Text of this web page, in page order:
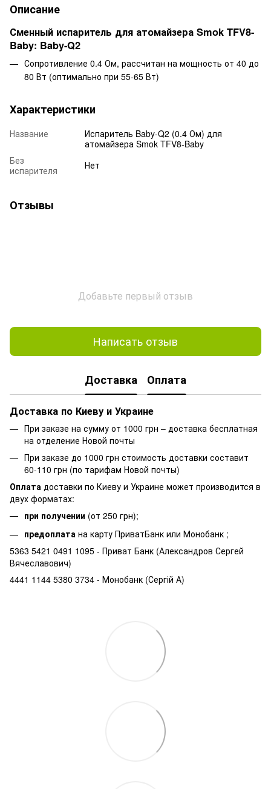
Описание
Сменный испаритель для атомайзера Smok TFV8-
Baby: Baby-Q2
Сопротивление 0.4 Ом, рассчитан на мощность от 40 до
80 Вт (оптимально при 55-65 Вт)
Характеристики
Название
Испаритель Baby-Q2 (0.4 Ом) для
атомайзера Smok TFV8-Baby
Без
испарителя
Нет
Отзывы
Добавьте первый отзыв
Написать отзыв
Доставка Оплата
Доставка по Киеву и Украине
При заказе на сумму от 1000 грн – доставка бесплатная
на отделение Новой почты
При заказе до 1000 грн стоимость доставки составит
60-110 грн (по тарифам Новой почты)
Оплата доставки по Киеву и Украине может производится в
двух форматах:
при получении (от 250 грн);
предоплата на карту ПриватБанк или Монобанк ;
5363 5421 0491 1095 - Приват Банк (Александров Сергей
Вячеславович)
4441 1144 5380 3734 - Монобанк (Сергій А)